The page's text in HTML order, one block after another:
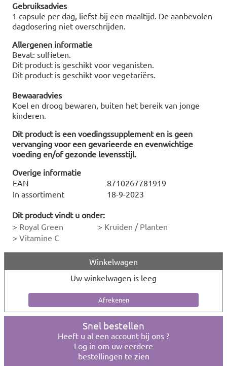
Gebruiksadvies
1 capsule per dag, liefst bij een maaltijd. De aanbevolen
dagdosering niet overschrijden.
Allergenen informatie
Bevat: sulfieten.
Dit product is geschikt voor veganisten.
Dit product is geschikt voor vegetariërs.
Bewaaradvies
Koel en droog bewaren, buiten het bereik van jonge
kinderen.
Dit product is een voedingssupplement en is geen
vervanging voor een gevarieerde en evenwichtige
voeding en/of gezonde levensstijl.
Overige informatie
EAN
8710267781919
In assortiment
18-9-2023
Dit product vindt u onder:
> Royal Green > Kruiden / Planten
> Vitamine C
Winkelwagen
Uw winkelwagen is leeg
Snel bestellen
Heeft u al een account bij ons ?
Log in om uw eerdere
bestellingen te zien